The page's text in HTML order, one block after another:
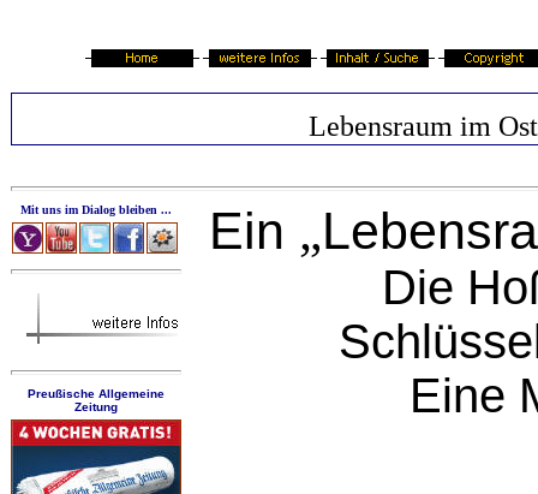
Lebensraum im
Mit uns im Dialog bleiben ...
Preußische Allgemeine
Zeitung
Ein „
Die
Eine